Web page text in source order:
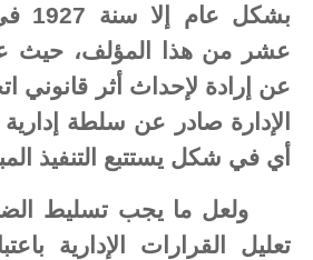
عشر من هذا المؤلف، حيث
عن إرادة لإحداث أثر قانوني
الإدارة صادر عن سلطة
أي في شكل يستتبع التنفيذ
ولعل ما يجب تسليط
تعليل القرارات الإدارية